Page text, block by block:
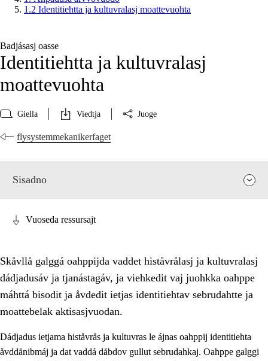
1.2 Identitiehtta ja kultuvralasj moattevuohta
Badjásasj oasse
Identitiehtta ja kultuvralasj
moattevuohta
Giella Viedtja Juoge
flysystemmekanikerfaget
Sisadno
Åhpadusá árvvovuodo
Vuoseda ressursajt
Skåvllå galggá oahppijda vaddet histåvrålasj ja kultuvralasj
dádjadusáv ja tjanástagáv, ja viehkedit vaj juohkka oahppe
máhttá bisodit ja åvdedit ietjas identitiehtav sebrudahtte ja
moattebelak aktisasjvuodan.
Dádjadus ietjama histåvrås ja kultuvras le ájnas oahppij identitiehta
åvddånibmáj ja dat vaddá dåbdov gullut sebrudahkaj. Oahppe galggi